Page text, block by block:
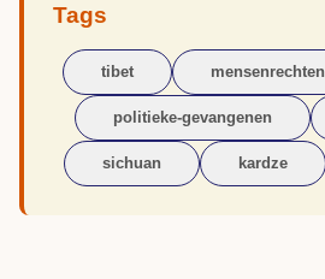
Tags
tibet mensenrechten
politieke-gevangenen
sichuan kardze